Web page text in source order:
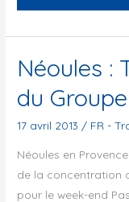
:
Traces
Vélocio
2014
du
Groupe
Cyclo
Nimois
Néoules :
du
17 avril 2013 / FR -
Néoules en
de la concentration
pour le week-end